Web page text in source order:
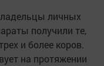
личных
получили те,
и более коров.
на протяжении